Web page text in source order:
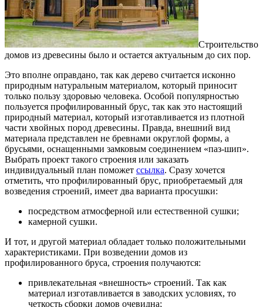
Строительство
домов из древесины было и остается актуальным до сих пор.
Это вполне оправдано, так как дерево считается исконно
природным натуральным материалом, который приносит
только пользу здоровью человека. Особой популярностью
пользуется профилированный брус, так как это настоящий
природный материал, который изготавливается из плотной
части хвойных пород древесины. Правда, внешний вид
материала представлен не бревнами округлой формы, а
брусьями, оснащенными замковым соединением «паз-шип».
Выбрать проект такого строения или заказать
индивидуальный план поможет ссылка. Сразу хочется
отметить, что профилированный брус, приобретаемый для
возведения строений, имеет два варианта просушки:
посредством атмосферной или естественной сушки;
камерной сушки.
И тот, и другой материал обладает только положительными
характеристиками. При возведении домов из
профилированного бруса, строения получаются:
привлекательная «внешность» строений. Так как
материал изготавливается в заводских условиях, то
четкость сборки домов очевидна;